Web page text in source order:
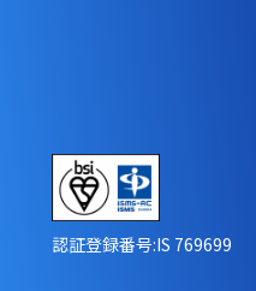
認証登録番号:IS 769699